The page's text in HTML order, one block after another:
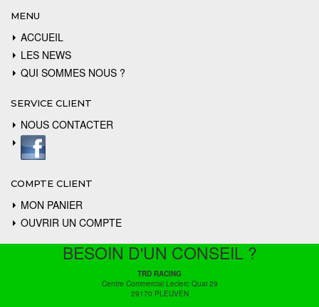
MENU
ACCUEIL
LES NEWS
QUI SOMMES NOUS ?
SERVICE CLIENT
NOUS CONTACTER
COMPTE CLIENT
MON PANIER
OUVRIR UN COMPTE
BESOIN D'UN CONSEIL ?
TRD RACING
Centre Commercial Leclerc Quai 29
29170 PLEUVEN